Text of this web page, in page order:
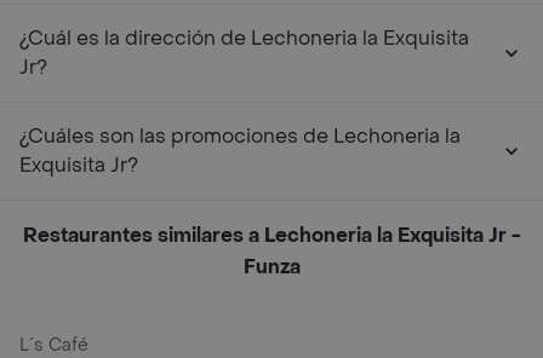
¿Cuál es la dirección de Lechoneria la Exquisita
Jr?
¿Cuáles son las promociones de Lechoneria la
Exquisita Jr?
Restaurantes similares a Lechoneria la Exquisita Jr -
Funza
L´s Café